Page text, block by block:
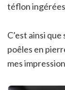
téflon
C’est ainsi
poêles en
mes